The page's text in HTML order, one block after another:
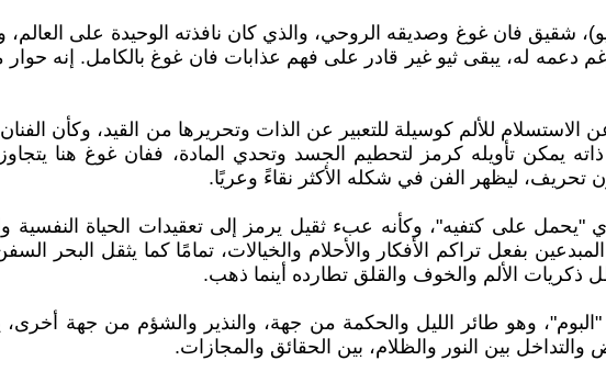
شقيق فان غوغ وصديقه الروحي، والذي كان نافذته الوحيدة على
دعمه له، يبقى ثيو غير قادر على فهم عذابات فان غوغ بالكامل. إنه
الاستسلام للألم كوسيلة للتعبير عن الذات وتحريرها من القيد، وكأن
يمكن تأويله كرمز لتحطيم الجسد وتحدي المادة، ففان غوغ هنا
تحريف، ليظهر الفن في شكله الأكثر نقاءً وعريًا.
على كتفيه"، وكأنه عبء ثقيل يرمز إلى تعقيدات الحياة النفسية
بفعل تراكم الأفكار والأحلام والخيالات، تمامًا كما يثقل البحر
ذكريات الألم والخوف والقلق تطارده أينما ذهب.
وهو طائر الليل والحكمة من جهة، والنذير والشؤم من جهة
والتداخل بين النور والظلام، بين الحقائق والمجازات.